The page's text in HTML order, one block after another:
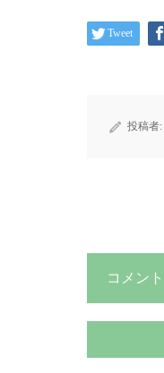
Tweet
投稿者:
コメント